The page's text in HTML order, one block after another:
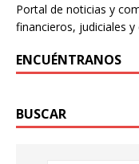
Portal de noticias y
financieros, judiciales
ENCUÉNTRANOS
BUSCAR